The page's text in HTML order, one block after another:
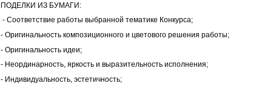
ПОДЕЛКИ ИЗ БУМАГИ:
- Соответствие работы выбранной тематике Конкурса;
- Оригинальность композиционного и цветового решения работы;
- Оригинальность идеи;
- Неординарность, яркость и выразительность исполнения;
- Индивидуальность, эстетичность;